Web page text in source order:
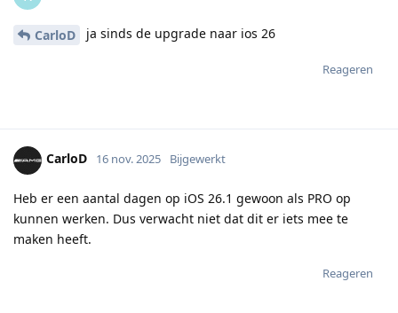
CarloD ja sinds de upgrade naar ios 26
Reageren
CarloD 16 nov. 2025 Bijgewerkt
Heb er een aantal dagen op iOS 26.1 gewoon als PRO op
kunnen werken. Dus verwacht niet dat dit er iets mee te
maken heeft.
Reageren